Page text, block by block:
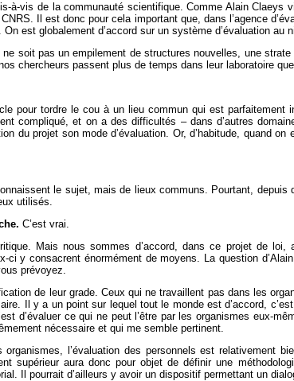
à-vis de la communauté scientifique. Comme Alain
Il est donc pour cela important que, dans l’agence
est globalement d’accord sur un système d’évaluation
soit pas un empilement de structures nouvelles, une
chercheurs passent plus de temps dans leur laboratoire
pour tordre le cou à un lieu commun qui est
compliqué, et on a des difficultés – dans d’autres
du projet son mode d’évaluation. Or, d’habitude, quand
le sujet, mais de lieux communs. Pourtant,
utilisés.
C’est vrai.
Mais nous sommes d’accord, dans ce projet de loi,
ci y consacrent énormément de moyens. La question
prévoyez.
de leur grade. Ceux qui ne travaillent pas dans les
Il y a un point sur lequel tout le monde est d’accord,
d’évaluer ce qui ne peut l’être par les organismes eux-
nécessaire et qui me semble pertinent.
l’évaluation des personnels est relativement
supérieur aura donc pour objet de définir une
Il pourrait d’ailleurs y avoir un dispositif permettant un